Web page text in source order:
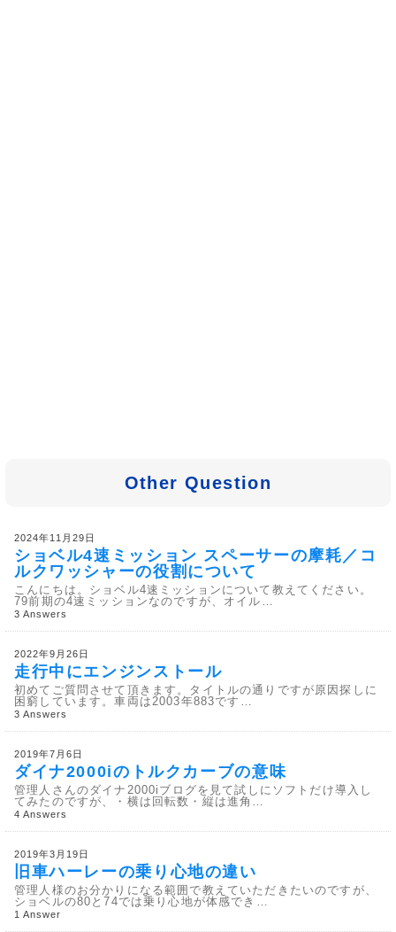
Other Question
2024年11月29日
ショベル4速ミッション スペーサーの摩耗／コ
ルクワッシャーの役割について
こんにちは。ショベル4速ミッションについて教えてください。
79前期の4速ミッションなのですが、オイル…
3 Answers
2022年9月26日
走行中にエンジンストール
初めてご質問させて頂きます。タイトルの通りですが原因探しに
困窮しています。車両は2003年883です…
3 Answers
2019年7月6日
ダイナ2000iのトルクカーブの意味
管理人さんのダイナ2000iブログを見て試しにソフトだけ導入し
てみたのですが、・横は回転数・縦は進角…
4 Answers
2019年3月19日
旧車ハーレーの乗り心地の違い
管理人様のお分かりになる範囲で教えていただきたいのですが、
ショベルの80と74では乗り心地が体感でき…
1 Answer